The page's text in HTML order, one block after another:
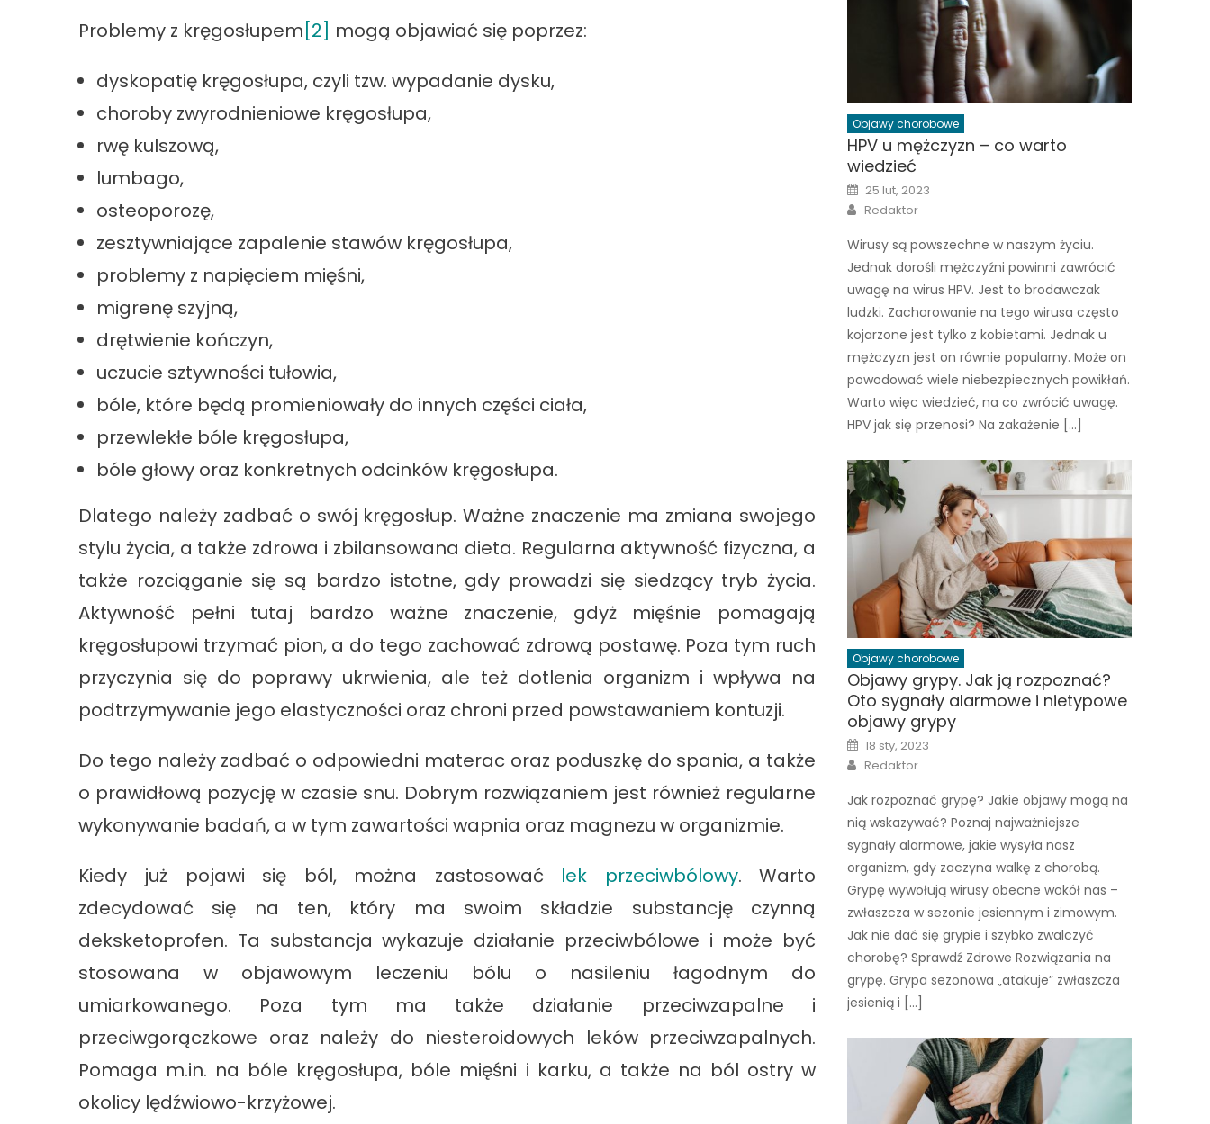
Problemy z kręgosłupem[2] mogą objawiać się poprzez:
dyskopatię kręgosłupa, czyli tzw. wypadanie dysku,
choroby zwyrodnieniowe kręgosłupa,
rwę kulszową,
lumbago,
osteoporozę,
zesztywniające zapalenie stawów kręgosłupa,
problemy z napięciem mięśni,
migrenę szyjną,
drętwienie kończyn,
uczucie sztywności tułowia,
bóle, które będą promieniowały do innych części ciała,
przewlekłe bóle kręgosłupa,
bóle głowy oraz konkretnych odcinków kręgosłupa.
Dlatego należy zadbać o swój kręgosłup. Ważne znaczenie ma zmiana swojego
stylu życia, a także zdrowa i zbilansowana dieta. Regularna aktywność fizyczna, a
także rozciąganie się są bardzo istotne, gdy prowadzi się siedzący tryb życia.
Aktywność pełni tutaj bardzo ważne znaczenie, gdyż mięśnie pomagają
kręgosłupowi trzymać pion, a do tego zachować zdrową postawę. Poza tym ruch
przyczynia się do poprawy ukrwienia, ale też dotlenia organizm i wpływa na
podtrzymywanie jego elastyczności oraz chroni przed powstawaniem kontuzji.
Do tego należy zadbać o odpowiedni materac oraz poduszkę do spania, a także
o prawidłową pozycję w czasie snu. Dobrym rozwiązaniem jest również regularne
wykonywanie badań, a w tym zawartości wapnia oraz magnezu w organizmie.
Kiedy już pojawi się ból, można zastosować lek przeciwbólowy. Warto
zdecydować się na ten, który ma swoim składzie substancję czynną
deksketoprofen. Ta substancja wykazuje działanie przeciwbólowe i może być
stosowana w objawowym leczeniu bólu o nasileniu łagodnym do
umiarkowanego. Poza tym ma także działanie przeciwzapalne i
przeciwgorączkowe oraz należy do niesteroidowych leków przeciwzapalnych.
Pomaga m.in. na bóle kręgosłupa, bóle mięśni i karku, a także na ból ostry w
okolicy lędźwiowo-krzyżowej.
Objawy chorobowe
HPV u mężczyzn – co warto
wiedzieć
Posted
on
25 lut, 2023
Author
Redaktor
Wirusy są powszechne w naszym życiu.
Jednak dorośli mężczyźni powinni zawrócić
uwagę na wirus HPV. Jest to brodawczak
ludzki. Zachorowanie na tego wirusa często
kojarzone jest tylko z kobietami. Jednak u
mężczyzn jest on równie popularny. Może on
powodować wiele niebezpiecznych powikłań.
Warto więc wiedzieć, na co zwrócić uwagę.
HPV jak się przenosi? Na zakażenie […]
Objawy chorobowe
Objawy grypy. Jak ją rozpoznać?
Oto sygnały alarmowe i nietypowe
objawy grypy
Posted
on
18 sty, 2023
Author
Redaktor
Jak rozpoznać grypę? Jakie objawy mogą na
nią wskazywać? Poznaj najważniejsze
sygnały alarmowe, jakie wysyła nasz
organizm, gdy zaczyna walkę z chorobą.
Grypę wywołują wirusy obecne wokół nas –
zwłaszcza w sezonie jesiennym i zimowym.
Jak nie dać się grypie i szybko zwalczyć
chorobę? Sprawdź Zdrowe Rozwiązania na
grypę. Grypa sezonowa „atakuje” zwłaszcza
jesienią i […]